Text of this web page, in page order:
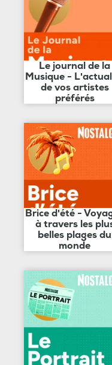
Le journal de la
Musique -
de vos artistes
préférés
Brice d'été -
à travers les
belles plages du
monde